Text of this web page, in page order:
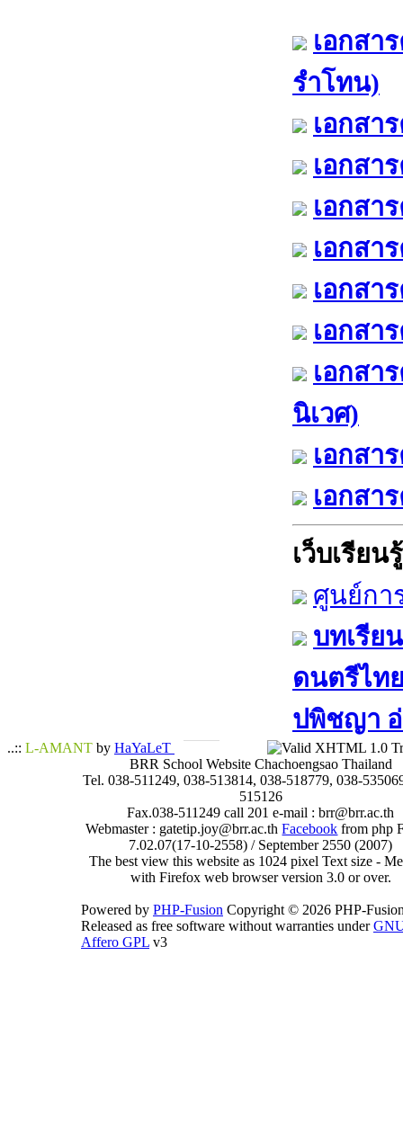
เอกสา
รำโทน)
เอกสา
เอกสา
เอกสา
เอกสา
เอกสา
เอกสา
เอกสา
นิเวศ)
เอกสา
เอกสา
เว็บเรียนรู้
ศูนย์กา
บทเรีย
ดนตรีไท
ปพิชญา​ อ่
..:: L-AMANT by HaYaLeT
BRR School Website Chachoengsao Thailand
Tel. 038-511249, 038-513814, 038-518779, 038-
515126
Fax.038-511249 call 201 e-mail : brr@brr.ac.th
Webmaster : gatetip.joy@brr.ac.thFacebook from php
7.02.07(17-10-2558) / September 2550 (2007)
The best view this website as 1024 pixel Text size -
with Firefox web browser version 3.0 or over.
Powered by PHP-Fusion Copyright © 2026 PHP-
Released as free software without warranties under
Affero GPL v3